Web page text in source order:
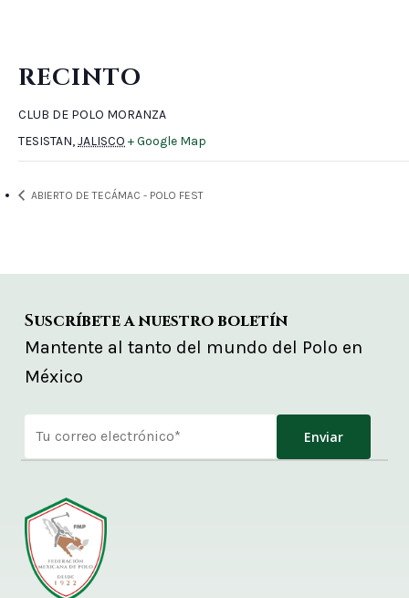
RECINTO
CLUB DE POLO MORANZA
TESISTAN,JALISCO + Google Map
ABIERTO DE TECÁMAC - POLO FEST
Suscríbete a nuestro boletín
Mantente al tanto del mundo del Polo en
México